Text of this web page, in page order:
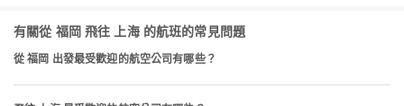
有關從 福岡 飛往 上海 的航班的常見問題
從 福岡 出發最受歡迎的航空公司有哪些？